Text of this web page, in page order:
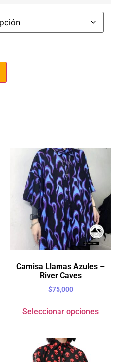
Camisa Llamas Azules –
River Caves
$75,000
Seleccionar opciones